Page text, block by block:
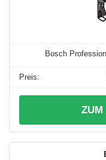
Bosch
ZUM